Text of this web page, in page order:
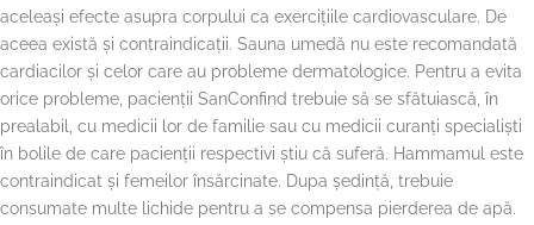
aceleași efecte asupra corpului ca exercițiile cardiovasculare. De
aceea există și contraindicații. Sauna umedă nu este recomandată
cardiacilor și celor care au probleme dermatologice. Pentru a evita
orice probleme, pacienții SanConfind trebuie să se sfătuiască, în
prealabil, cu medicii lor de familie sau cu medicii curanți specialiști
în bolile de care pacienții respectivi știu că suferă. Hammamul este
contraindicat și femeilor însărcinate. Dupa ședință, trebuie
consumate multe lichide pentru a se compensa pierderea de apă.